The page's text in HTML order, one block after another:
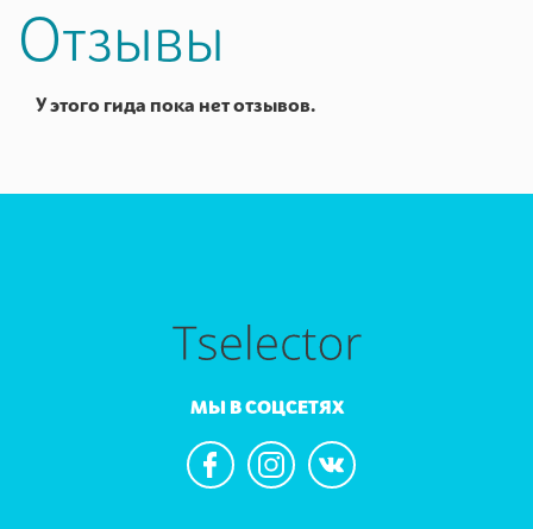
Отзывы
У этого гида пока нет отзывов.
МЫ В СОЦСЕТЯХ